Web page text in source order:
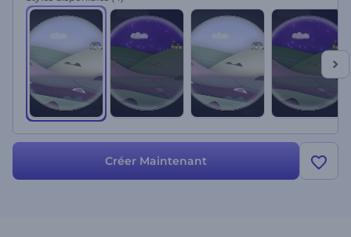
outros géographiques, et bien plus encore. Essayez-le dès
aujourd'hui et donnez une nouvelle dimension à votre logo !
Créer Maintenant